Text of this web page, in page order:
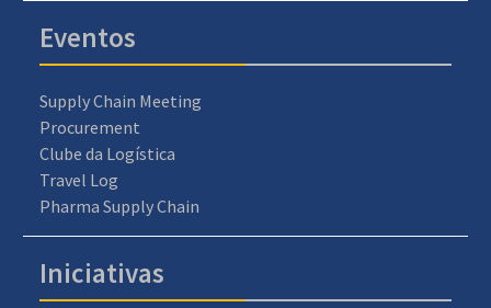
Eventos
Supply Chain Meeting
Procurement
Clube da Logística
Travel Log
Pharma Supply Chain
Iniciativas